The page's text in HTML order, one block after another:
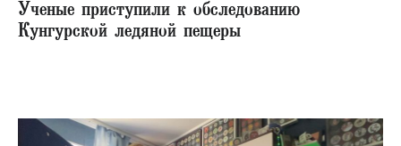
Ученые приступили к обследованию
Кунгурской ледяной пещеры